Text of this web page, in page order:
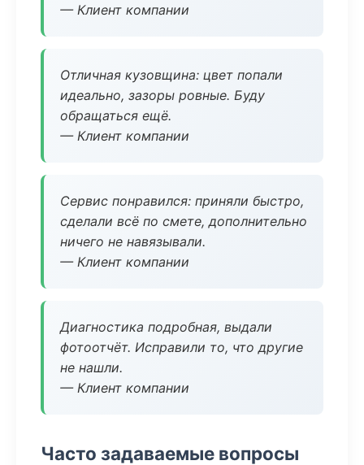
— Клиент компании
Отличная кузовщина: цвет попали
идеально, зазоры ровные. Буду
обращаться ещё.
— Клиент компании
Сервис понравился: приняли быстро,
сделали всё по смете, дополнительно
ничего не навязывали.
— Клиент компании
Диагностика подробная, выдали
фотоотчёт. Исправили то, что другие
не нашли.
— Клиент компании
Часто задаваемые вопросы